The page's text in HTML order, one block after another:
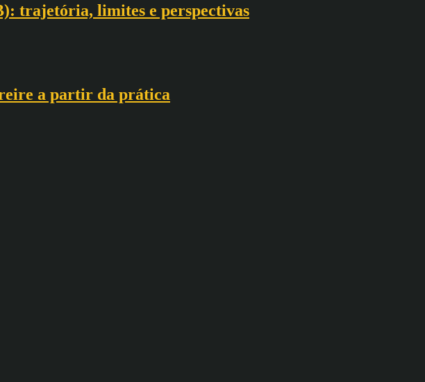
trajetória, limites e perspectivas
a partir da prática